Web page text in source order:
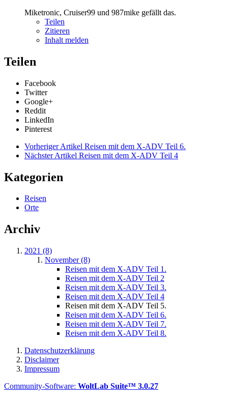
Miketronic, Cruiser99 und 987mike gefällt das.
Teilen
Zitieren
Inhalt melden
Teilen
Facebook
Twitter
Google+
Reddit
LinkedIn
Pinterest
Vorheriger Artikel Reisen mit dem X-ADV Teil 6.
Nächster Artikel Reisen mit dem X-ADV Teil 4
Kategorien
Reisen
Orte
Archiv
2021 (8)
November (8)
Reisen mit dem X-ADV Teil 1.
Reisen mit dem X-ADV Teil 2
Reisen mit dem X-ADV Teil 3.
Reisen mit dem X-ADV Teil 4
Reisen mit dem X-ADV Teil 5.
Reisen mit dem X-ADV Teil 6.
Reisen mit dem X-ADV Teil 7.
Reisen mit dem X-ADV Teil 8.
Datenschutzerklärung
Disclaimer
Impressum
Community-Software: WoltLab Suite™ 3.0.27